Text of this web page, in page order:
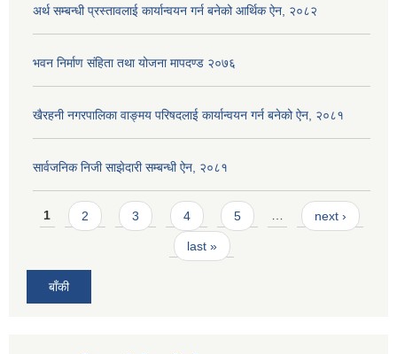
अर्थ सम्बन्धी प्रस्तावलाई कार्यान्वयन गर्न बनेको आर्थिक ऐन, २०८२
भवन निर्माण संहिता तथा योजना मापदण्ड २०७६
खैरहनी नगरपालिका वाङ्मय परिषदलाई कार्यान्वयन गर्न बनेको ऐन, २०८१
सार्वजनिक निजी साझेदारी सम्बन्धी ऐन, २०८१
Pages
1 2 3 4 5 … next ›
last »
बाँकी